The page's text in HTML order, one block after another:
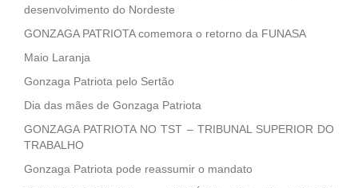
desenvolvimento do Nordeste
GONZAGA PATRIOTA comemora o retorno da FUNASA
Maio Laranja
Gonzaga Patriota pelo Sertão
Dia das mães de Gonzaga Patriota
GONZAGA PATRIOTA NO TST – TRIBUNAL SUPERIOR DO
TRABALHO
Gonzaga Patriota pode reassumir o mandato